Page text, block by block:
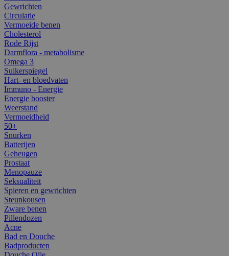
Gewrichten
Circulatie
Vermoeide benen
Cholesterol
Rode Rijst
Darmflora - metabolisme
Omega 3
Suikerspiegel
Hart- en bloedvaten
Immuno - Energie
Energie booster
Weerstand
Vermoeidheid
50+
Snurken
Batterijen
Geheugen
Prostaat
Menopauze
Seksualiteit
Spieren en gewrichten
Steunkousen
Zware benen
Pillendozen
Acne
Bad en Douche
Badproducten